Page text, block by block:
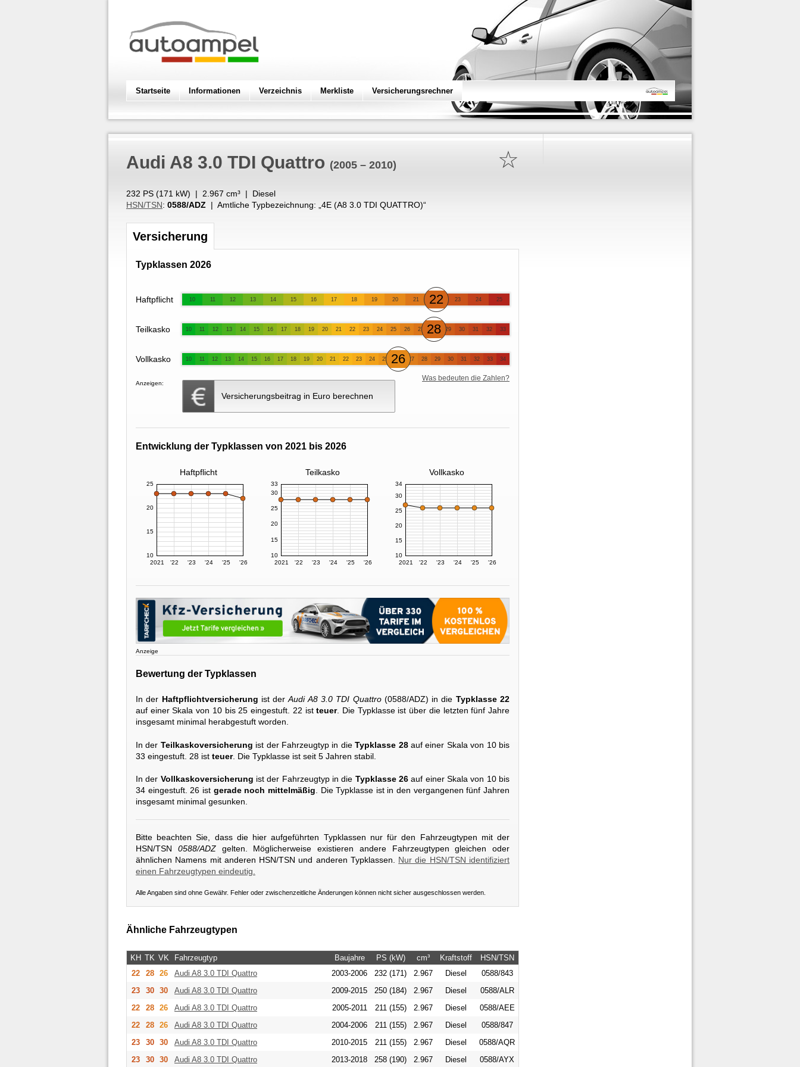
Startseite Informationen Verzeichnis Merkliste Versicherungsrechner
☆
Audi A8 3.0 TDI Quattro (2005 – 2010)
232 PS (171 kW) | 2.967 cm³ | Diesel
HSN/TSN: 0588/ADZ | Amtliche Typbezeichnung: „ 4E (A8 3.0 TDI QUATTRO)“
Versicherung
Typklassen 2026
Haftpflicht 10 11 12 13 14 15 16 17 18 19 20 21 22 23 24 25
Teilkasko 10 11 12 13 14 15 16 17 18 19 20 21 22 23 24 25 26 27 28 29 30 31 32 33
Vollkasko 10 11 12 13 14 15 16 17 18 19 20 21 22 23 24 25 26 27 28 29 30 31 32 33 34
Anzeigen:
Versicherungsbeitrag in Euro berechnen
Was bedeuten die Zahlen?
Entwicklung der Typklassen von 2021 bis 2026
Haftpflicht Teilkasko Vollkasko
2021 '22 '23 '24 '25 '26
10
15
20
25
2021 '22 '23 '24 '25 '26
10
15
20
25
30
33
2021 '22 '23 '24 '25 '26
10
15
20
25
30
34
Anzeige
Bewertung der Typklassen
In der Haftpflichtversicherung ist derAudi A8 3.0 TDI Quattro(0588/ADZ) in die Typklasse 22
auf einer Skala von 10 bis 25 eingestuft. 22 istteuer. Die Typklasse ist über die letzten fünf Jahre
insgesamt minimal herabgestuft worden.
In der Teilkaskoversicherung ist der Fahrzeugtyp in dieTypklasse 28auf einer Skala von 10 bis
33 eingestuft. 28 ist teuer. Die Typklasse ist seit 5 Jahren stabil.
In der Vollkaskoversicherung ist der Fahrzeugtyp in die Typklasse 26 auf einer Skala von 10 bis
34 eingestuft. 26 ist gerade noch mittelmäßig. Die Typklasse ist in den vergangenen fünf Jahren
insgesamt minimal gesunken.
Bitte beachten Sie, dass die hier aufgeführten Typklassen nur für den Fahrzeugtypen mit der
HSN/TSN 0588/ADZgelten. Möglicherweise existieren andere Fahrzeugtypen gleichen oder
ähnlichen Namens mit anderen HSN/TSN und anderen Typklassen. Nur die HSN/TSN identifiziert
einen Fahrzeugtypen eindeutig.
Alle Angaben sind ohne Gewähr. Fehler oder zwischenzeitliche Änderungen können nicht sicher ausgeschlossen werden.
Ähnliche Fahrzeugtypen
KH TK VK Fahrzeugtyp Baujahre PS (kW) cm³ Kraftstoff
HSN/TSN
22
28 26 Audi A8 3.0 TDI Quattro 2003-2006 232 (171) 2.967 Diesel
0588/843
23
30 30 Audi A8 3.0 TDI Quattro 2009-2015 250 (184) 2.967 Diesel
0588/ALR
22
28 26 Audi A8 3.0 TDI Quattro 2005-2011 211 (155) 2.967 Diesel
0588/AEE
22
28 26 Audi A8 3.0 TDI Quattro 2004-2006 211 (155) 2.967 Diesel
0588/847
23
30 30 Audi A8 3.0 TDI Quattro 2010-2015 211 (155) 2.967 Diesel
0588/AQR
23
30 30 Audi A8 3.0 TDI Quattro 2013-2018 258 (190) 2.967 Diesel 0588/AYX